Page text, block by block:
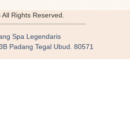
Rights Reserved.
Spa Legendaris
Padang Tegal Ubud. 80571